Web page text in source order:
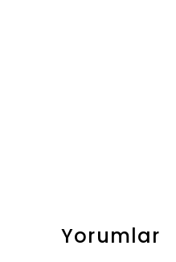
Yorumlar